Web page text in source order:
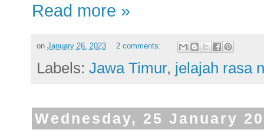
Read more »
on January 26, 2023 2 comments:
Labels: Jawa Timur, jelajah rasa
Wednesday, 25 January